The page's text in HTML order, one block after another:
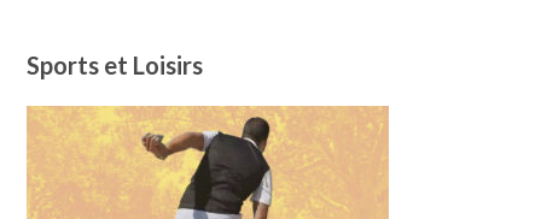
Sports et Loisirs